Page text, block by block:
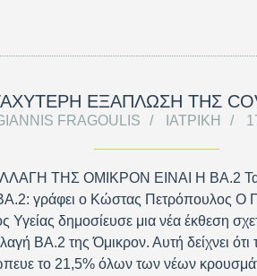
ΕΞΑΠΛΩΣΗ ΤΗΣ
FRAGOULIS ΙΑΤΡΙΚΉ
ΤΗΣ ΟΜΙΚΡΟΝ ΕΙΝΑΙ Η ΒΑ.2
γράφει ο Κώστας Πετρόπουλος Ο
Υγείας δημοσίευσε μια νέα έκθεση
BA.2 της Όμικρον. Αυτή δείχνει ότι
το 21,5% όλων των νέων